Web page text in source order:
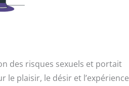
des risques sexuels et portait
le plaisir, le désir et l’expérience